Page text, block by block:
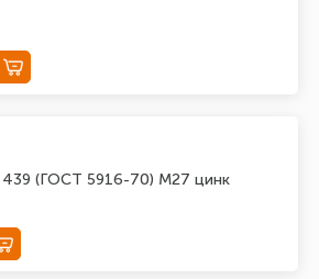
439 (ГОСТ 5916-70) М27 цинк